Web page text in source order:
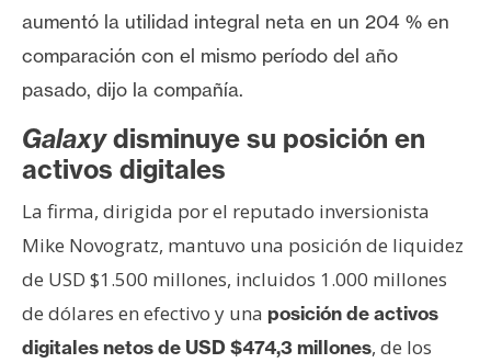
R
e
u
r
o
s
C
o
aumentó la utilidad integral neta en un 204 % en
comparación con el mismo período del año
pasado, dijo la compañía.
Galaxydisminuye su posición en
activos digitales
La firma, dirigida por el reputado inversionista
Mike Novogratz, mantuvo una posición de liquidez
de USD $1.500 millones, incluidos 1.000 millones
de dólares en efectivo y una posición de activos
digitales netos de USD $474,3 millones, de los